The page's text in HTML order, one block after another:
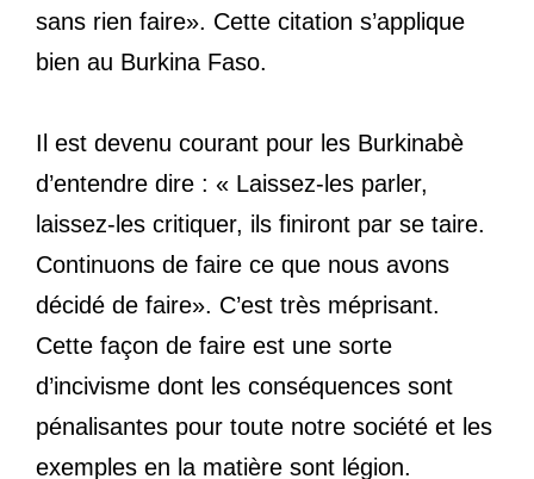
sans rien faire». Cette citation s’applique
bien au Burkina Faso.
Il est devenu courant pour les Burkinabè
d’entendre dire : « Laissez-les parler,
laissez-les critiquer, ils finiront par se taire.
Continuons de faire ce que nous avons
décidé de faire». C’est très méprisant.
Cette façon de faire est une sorte
d’incivisme dont les conséquences sont
pénalisantes pour toute notre société et les
exemples en la matière sont légion.